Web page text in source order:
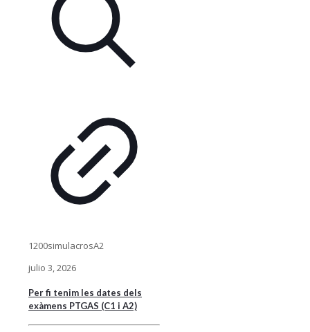
1200simulacrosA2
julio 3, 2026
Per fi tenim les dates dels
exàmens PTGAS (C1 i A2)